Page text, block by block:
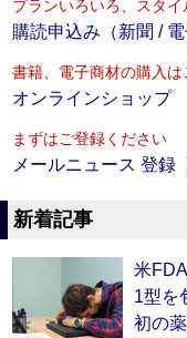
プランいろいろ、スタ
購読申込み（新聞 / 電
書籍、電子商材の購入は
オンラインショップ
まずはご登録ください
メールニュース 登録
新着記事
米
1型を
初の